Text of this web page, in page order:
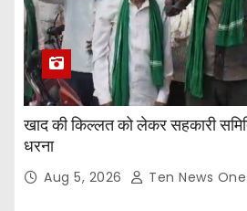
खाद की किल्लत को लेकर सहकारी
धरना
Aug 5, 2026 Ten News